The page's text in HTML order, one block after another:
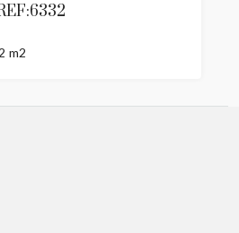
m2